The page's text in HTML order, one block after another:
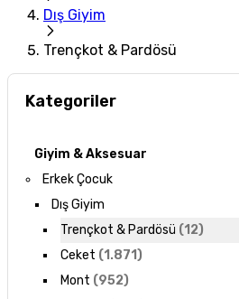
Dış Giyim
Trençkot & Pardösü
Kategoriler
Giyim & Aksesuar
Erkek Çocuk
Dış Giyim
Trençkot & Pardösü (12)
Ceket (1.871)
Mont (952)